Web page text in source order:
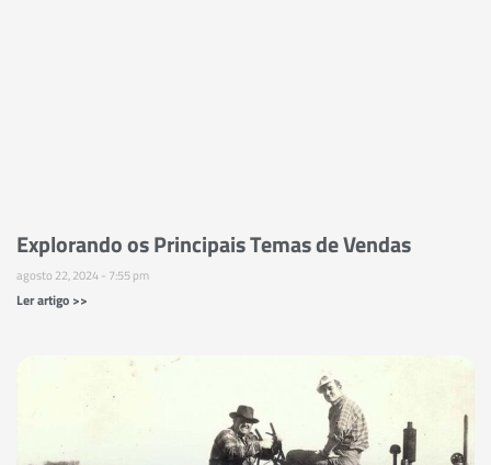
Explorando os Principais Temas de Vendas
agosto 22, 2024 7:55 pm
Ler artigo >>